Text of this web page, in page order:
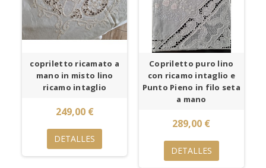
copriletto ricamato a
mano in misto lino
ricamo intaglio
249,00 €
DETALLES
Copriletto puro lino
con ricamo intaglio e
Punto Pieno in filo seta
a mano
289,00 €
DETALLES